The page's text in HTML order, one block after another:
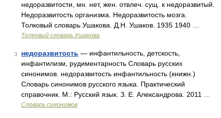
недоразвитости, мн. нет, жен. отвлеч. сущ. к недоразвитый.
Недоразвитость организма. Недоразвитость мозга.
Толковый словарь Ушакова. Д.Н. Ушаков. 1935 1940 …
Толковый словарь Ушакова
3 недоразвитость — инфантильность, детскость,
инфантилизм, рудиментарность Словарь русских
синонимов. недоразвитость инфантильность (книжн.)
Словарь синонимов русского языка. Практический
справочник. М.: Русский язык. З. Е. Александрова. 2011 …
Словарь синонимов